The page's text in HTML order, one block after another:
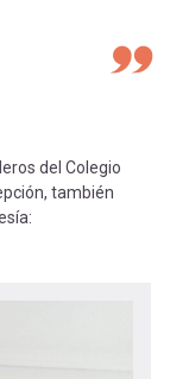
del Colegio
también